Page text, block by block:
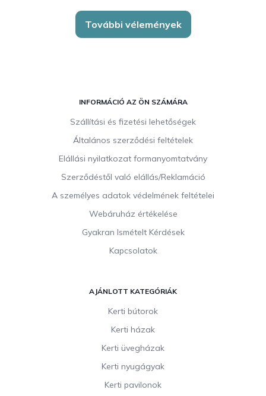
További vélemények
INFORMÁCIÓ AZ ÖN SZÁMÁRA
Szállítási és fizetési lehetőségek
Általános szerződési feltételek
Elállási nyilatkozat formanyomtatvány
Szerződéstől való elállás/Reklamáció
A személyes adatok védelmének feltételei
Webáruház értékelése
Gyakran Ismételt Kérdések
Kapcsolatok
AJÁNLOTT KATEGÓRIÁK
Kerti bútorok
Kerti házak
Kerti üvegházak
Kerti nyugágyak
Kerti pavilonok